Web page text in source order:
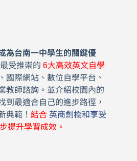
為台南一中學生的關鍵優
受推崇的 6大高效英文自學
國際網站、數位自學平台、
教師諮詢。並介紹校園內的
到最適合自己的進步路徑，
典範！ 結合 英商劍橋和享受
提升學習成效。